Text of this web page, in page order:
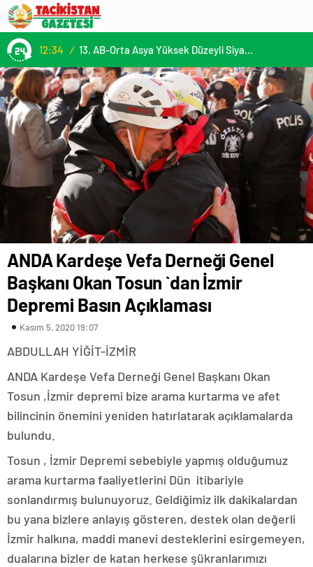
12:34 / 13. AB-Orta Asya Yüksek Düzeyli Siyasi ve Güvenlik Diyaloğuna Katılım
ANDA Kardeşe Vefa Derneği Genel
Başkanı Okan Tosun `dan İzmir
Depremi Basın Açıklaması
Kasım 5, 2020 19:07
ABDULLAH YİĞİT-İZMİR
ANDA Kardeşe Vefa Derneği Genel Başkanı Okan
Tosun ,İzmir depremi bize arama kurtarma ve afet
bilincinin önemini yeniden hatırlatarak açıklamalarda
bulundu.
Tosun , İzmir Depremi sebebiyle yapmış olduğumuz
arama kurtarma faaliyetlerini Dün itibariyle
sonlandırmış bulunuyoruz. Geldiğimiz ilk dakikalardan
bu yana bizlere anlayış gösteren, destek olan değerli
İzmir halkına, maddi manevi desteklerini esirgemeyen,
dualarına bizler de katan herkese şükranlarımızı